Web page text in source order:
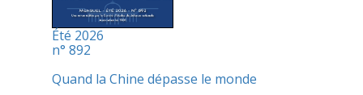
Été 2026
n° 892
Quand la Chine dépasse le monde